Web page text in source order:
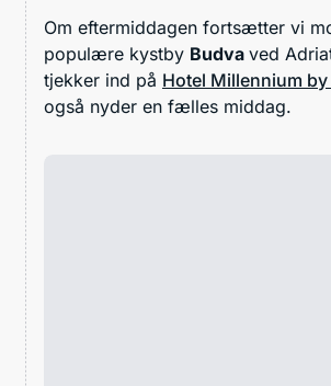
Om eftermiddagen fortsætter vi
populære kystby Budva ved
tjekker ind på Hotel Millennium
også nyder en fælles middag.